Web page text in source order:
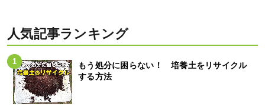
人気記事ランキング
もう処分に困らない！ 培養土をリサイクル
する方法